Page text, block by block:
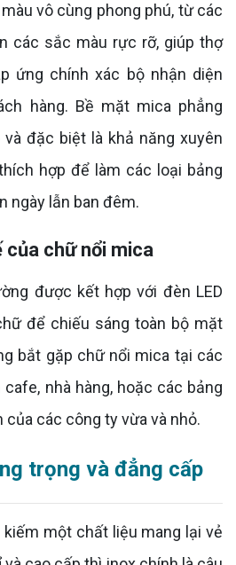
vô cùng phong phú, từ các
các sắc màu rực rỡ, giúp thợ
ứng chính xác bộ nhận diện
hàng. Bề mặt mica phẳng
đặc biệt là khả năng xuyên
hợp để làm các loại bảng
ngày lẫn ban đêm.
chữ nổi mica
được kết hợp với đèn LED
để chiếu sáng toàn bộ mặt
bắt gặp chữ nổi mica tại các
nhà hàng, hoặc các bảng
các công ty vừa và nhỏ.
trọng và đẳng cấp
một chất liệu mang lại vẻ